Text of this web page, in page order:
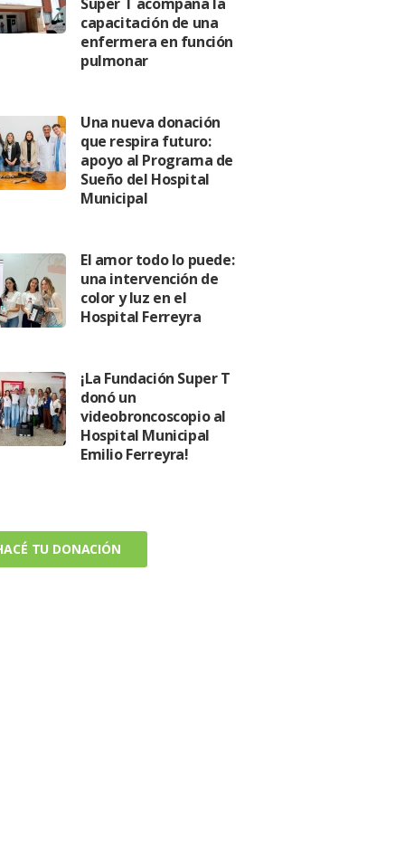
capacitación de una
enfermera en función
pulmonar
Una nueva donación
que respira futuro:
apoyo al Programa de
Sueño del Hospital
Municipal
El amor todo lo puede:
una intervención de
color y luz en el
Hospital Ferreyra
¡La Fundación Super T
donó un
videobroncoscopio al
Hospital Municipal
Emilio Ferreyra!
TU DONACIÓN